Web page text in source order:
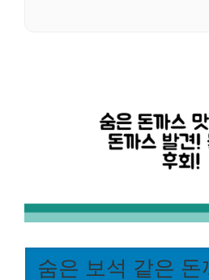
숨은 보석 같은